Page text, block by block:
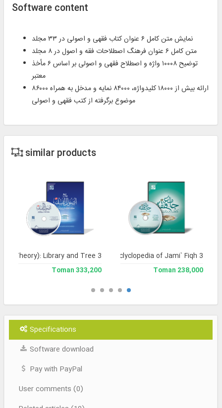
Software content
توضیح ۱۰۰۰۸ واژه و اصطلاح فقهی و اصولی بر اساس ۶ مأخذ
ارائه بیش از ۱۸۰۰۰ کلیدواژه، ۸۴۰۰۰ نمایه و مدخل به همراه ۸۶۰۰۰
موضوع برگرفته از کتب فقهی و اصولی
similar products
Library and Enclyclopedia of Jami` Fiqh 3
238,000 Toman
Theory): Library and Tree 3
333,200 Toman
Specifications
Software download
Pay with PayPal
User comments (0)